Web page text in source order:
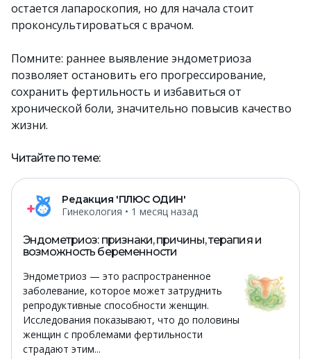
остается лапароскопия, но для начала стоит
проконсультироваться с врачом.
Помните: раннее выявление эндометриоза
позволяет остановить его прогрессирование,
сохранить фертильность и избавиться от
хронической боли, значительно повысив качество
жизни.
Читайте по теме:
Редакция 'ПЛЮС ОДИН'
Гинекология • 1 месяц назад
Эндометриоз: признаки, причины, терапия и
возможность беременности
Эндометриоз — это распространенное
заболевание, которое может затруднить
репродуктивные способности женщин.
Исследования показывают, что до половины
женщин с проблемами фертильности
страдают этим...